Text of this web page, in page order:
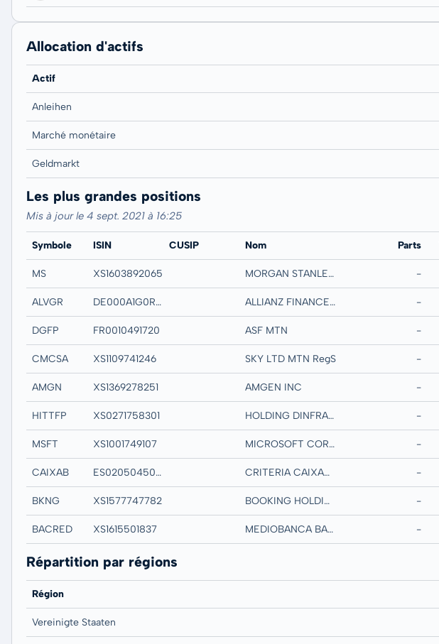
Allocation d'actifs
Actif
Anleihen
Marché monétaire
Geldmarkt
Les plus grandes positions
Mis à jour le 4 sept. 2021 à 16:25
Symbole ISIN CUSIP Nom Parts
MS XS1603892065 MORGAN STANLEY MTN -
ALVGR DE000A1G0RU9 ALLIANZ FINANCE II BV MTN RegS -
DGFP FR0010491720 ASF MTN -
CMCSA XS1109741246 SKY LTD MTN RegS -
AMGN XS1369278251 AMGEN INC -
HITTFP XS0271758301 HOLDING DINFRASTRUCTURES DE TRA RegS -
MSFT XS1001749107 MICROSOFT CORPORATION -
CAIXAB ES0205045000 CRITERIA CAIXAHOLDING SA MTN RegS -
BKNG XS1577747782 BOOKING HOLDINGS INC -
BACRED XS1615501837 MEDIOBANCA BANCA DI CREDITO FINANZ MTN RegS -
Répartition par régions
Région
Vereinigte Staaten